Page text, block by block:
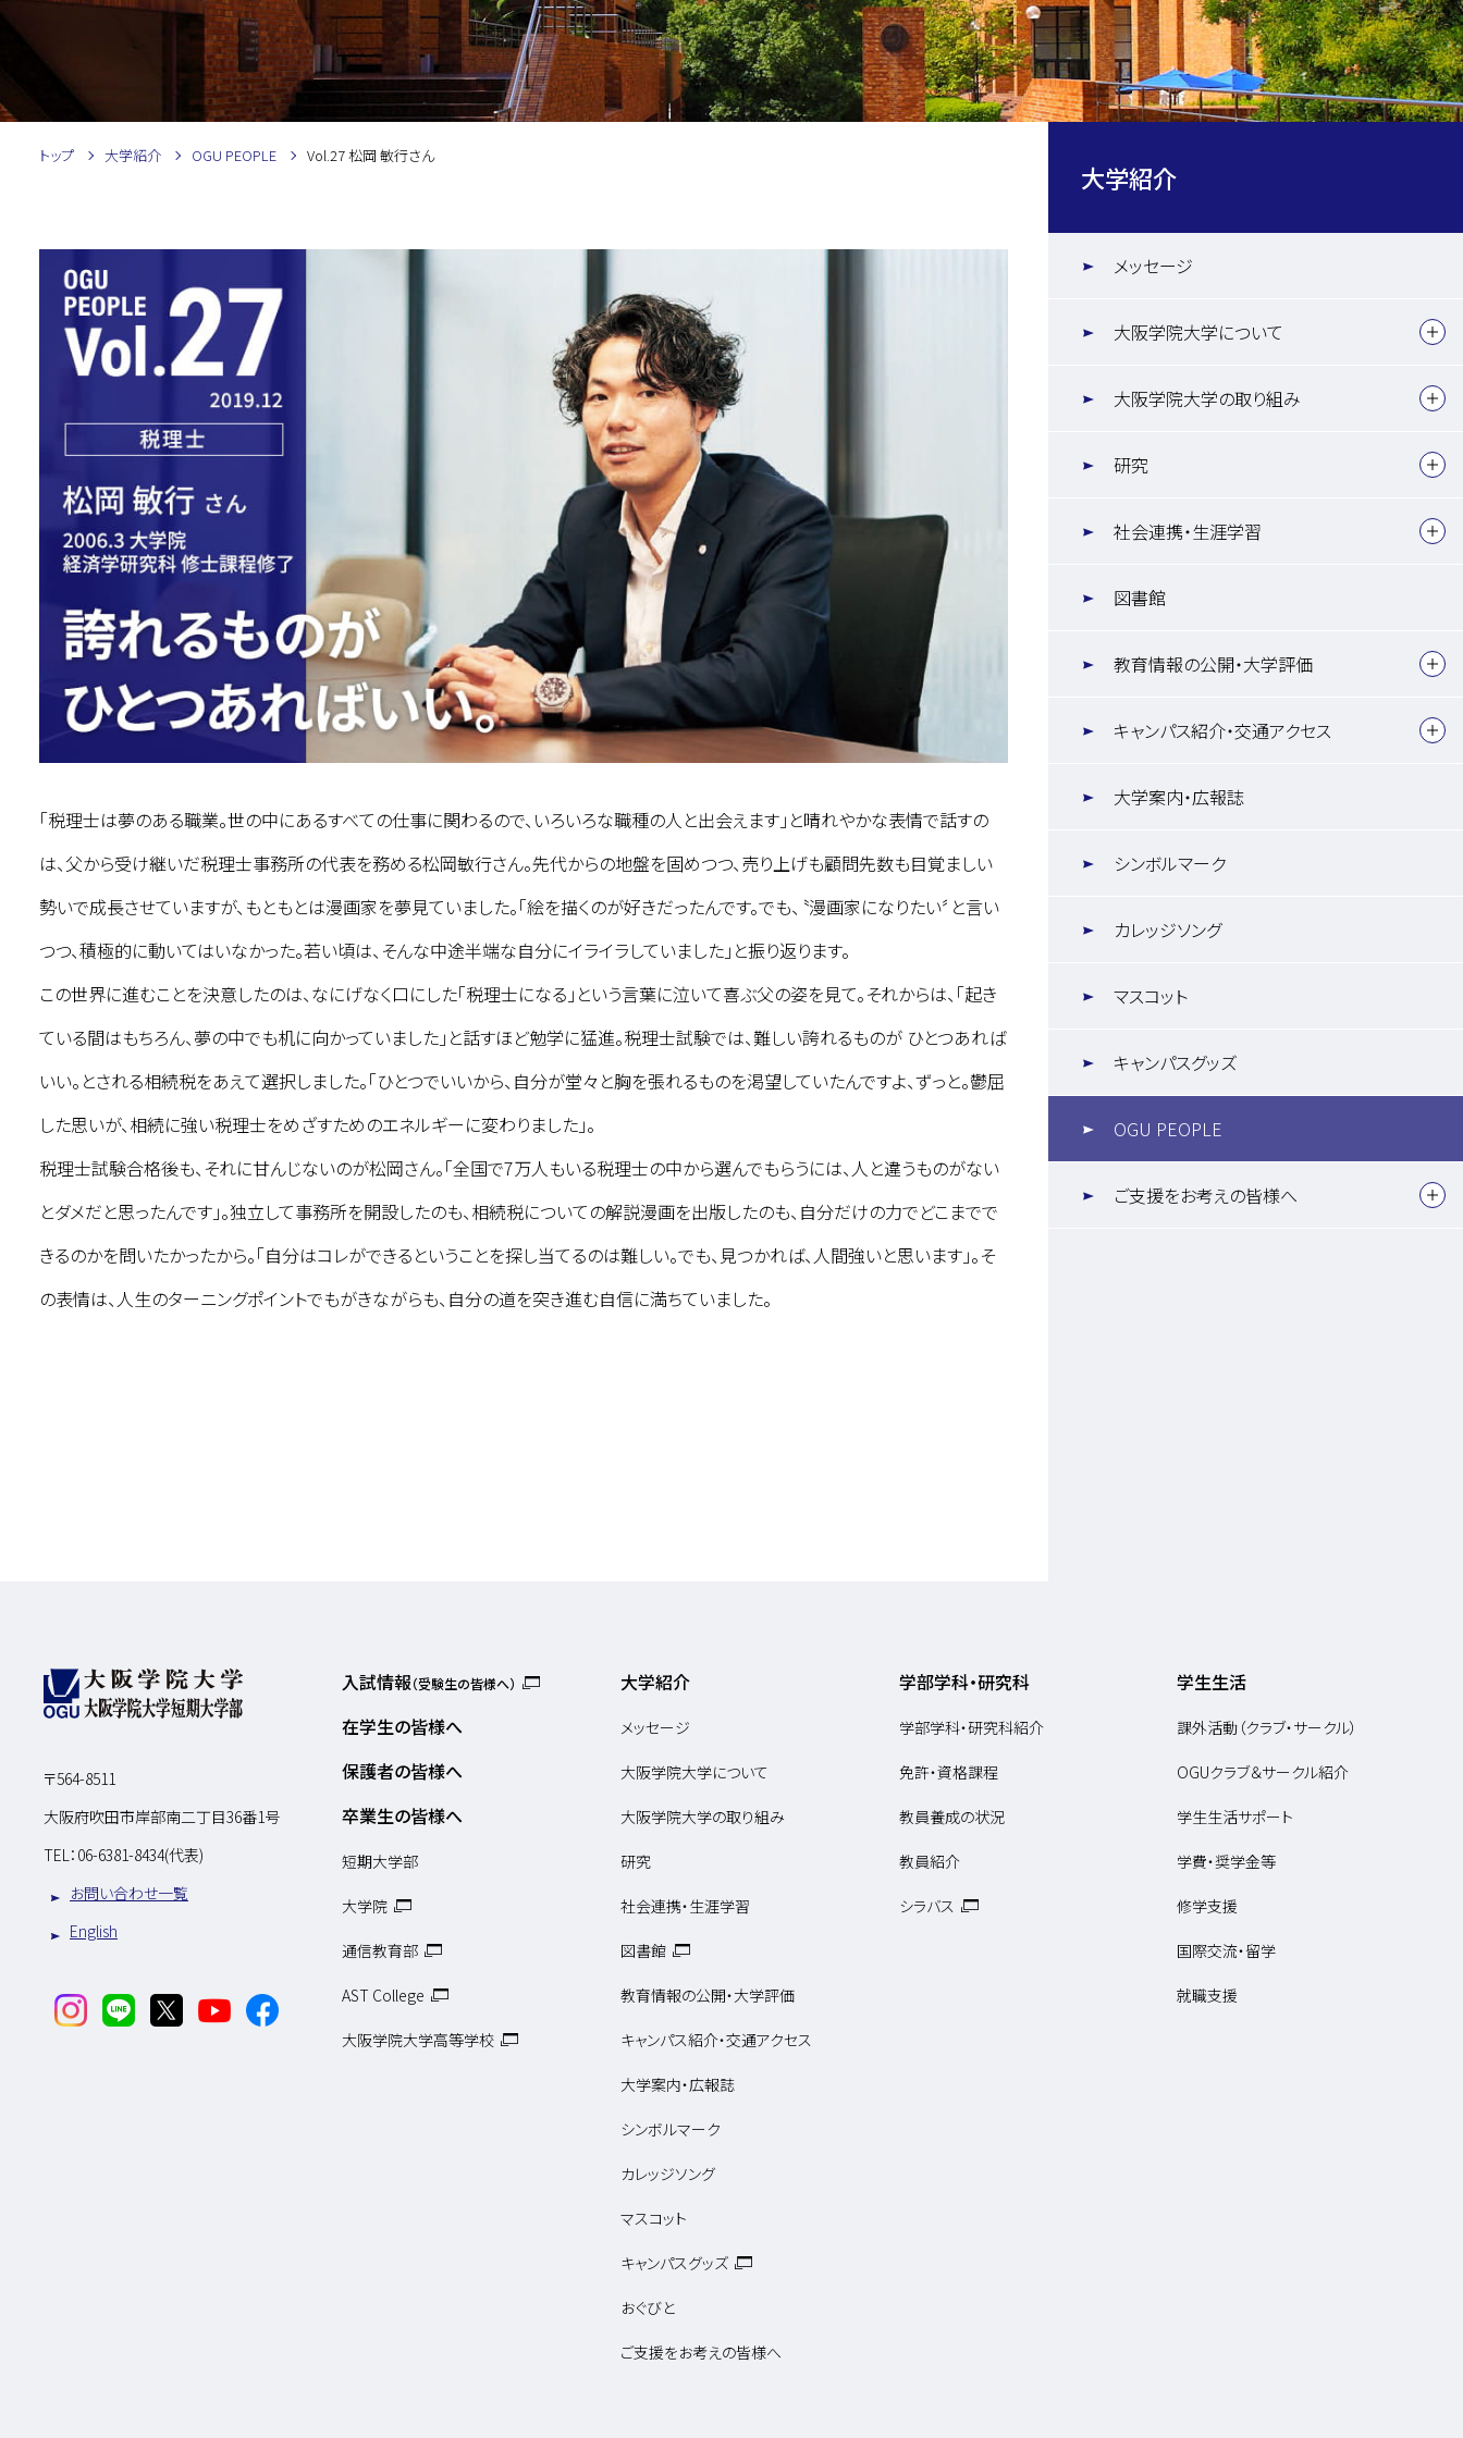
トップ 大学紹介 OGU PEOPLE Vol.27 松岡 敏行さん
「税理士は夢のある職業。世の中にあるすべての仕事に関わるので、いろいろな職種の人と出会えます」と晴れやかな表情で話すの
は、父から受け継いだ税理士事務所の代表を務める松岡敏行さん。先代からの地盤を固めつつ、売り上げも顧問先数も目覚ましい
勢いで成長させていますが、もともとは漫画家を夢見ていました。「絵を描くのが好きだったんです。でも、〝漫画家になりたい〞と言い
つつ、積極的に動いてはいなかった。若い頃は、そんな中途半端な自分にイライラしていました」と振り返ります。
この世界に進むことを決意したのは、なにげなく口にした「税理士になる」という言葉に泣いて喜ぶ父の姿を見て。それからは、「起き
ている間はもちろん、夢の中でも机に向かっていました」と話すほど勉学に猛進。税理士試験では、難しい誇れるものが ひとつあれば
いい。とされる相続税をあえて選択しました。「ひとつでいいから、自分が堂々と胸を張れるものを渇望していたんですよ、ずっと。鬱屈
した思いが、相続に強い税理士をめざすためのエネルギーに変わりました」。
税理士試験合格後も、それに甘んじないのが松岡さん。「全国で7万人もいる税理士の中から選んでもらうには、人と違うものがない
とダメだと思ったんです」。独立して事務所を開設したのも、相続税についての解説漫画を出版したのも、自分だけの力でどこまでで
きるのかを問いたかったから。「自分はコレができるということを探し当てるのは難しい。でも、見つかれば、人間強いと思います」。そ
の表情は、人生のターニングポイントでもがきながらも、自分の道を突き進む自信に満ちていました。
大学紹介
メッセージ
大阪学院大学について
大阪学院大学の取り組み
研究
社会連携・生涯学習
図書館
教育情報の公開・大学評価
キャンパス紹介・交通アクセス
大学案内・広報誌
シンボルマーク
カレッジソング
マスコット
キャンパスグッズ
OGU PEOPLE
ご支援をお考えの皆様へ
〒564-8511
大阪府吹田市岸部南二丁目36番1号
TEL： 06-6381-8434(代表)
お問い合わせ一覧
English
入試情報（受験生の皆様へ）
在学生の皆様へ
保護者の皆様へ
卒業生の皆様へ
短期大学部
大学院
通信教育部
AST College
大阪学院大学高等学校
大学紹介
メッセージ
大阪学院大学について
大阪学院大学の取り組み
研究
社会連携・生涯学習
図書館
教育情報の公開・大学評価
キャンパス紹介・交通アクセス
大学案内・広報誌
シンボルマーク
カレッジソング
マスコット
キャンパスグッズ
おぐびと
ご支援をお考えの皆様へ
学部学科・研究科
学部学科・研究科紹介
免許・資格課程
教員養成の状況
教員紹介
シラバス
学生生活
課外活動（クラブ・サークル）
OGUクラブ＆サークル紹介
学生生活サポート
学費・奨学金等
修学支援
国際交流・留学
就職支援